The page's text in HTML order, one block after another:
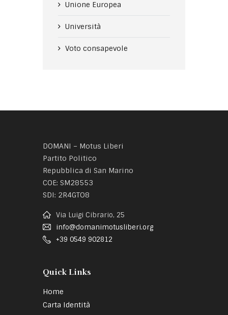
Unione Europea
Università
Voto consapevole
DOMANI – Motus Liberi
Partito Politico
Repubblica di San Marino
COE: SM28553
SDI: 2R4GTO8
Via Luigi Cibrario, 25
info@domanimotusliberi.org
+39 0549 902812
Quick Links
Home
Carta Identità